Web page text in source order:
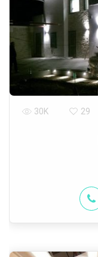
30K 29